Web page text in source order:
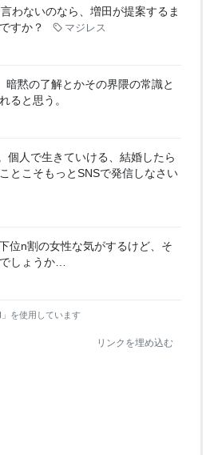
わないのなら、増田が提案するま
すか？
マジレス
黙の了解とかその界隈の常識と
ると思う。
個人で生きていける、結婚したら
とこそもっとSNSで発信しなさい
位n割の女性な気がするけど、そ
しょうか…
を使用しています
リンクを埋め込む